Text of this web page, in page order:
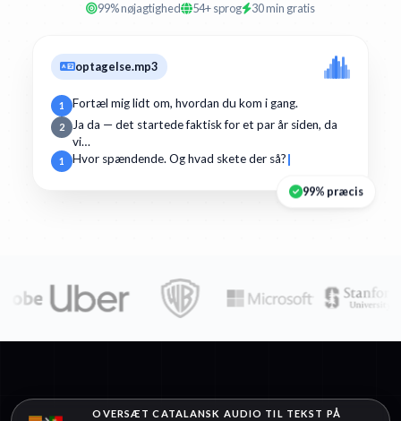
99% nøjagtighed 54+ sprog 30 min gratis
optagelse.mp3
1 Fortæl mig lidt om, hvordan du kom i gang.
2
Ja da — det startede faktisk for et par år siden, da
vi…
1 Hvor spændende. Og hvad skete der så?
99% præcis
OVERSÆT CATALANSK AUDIO TIL TEKST PÅ